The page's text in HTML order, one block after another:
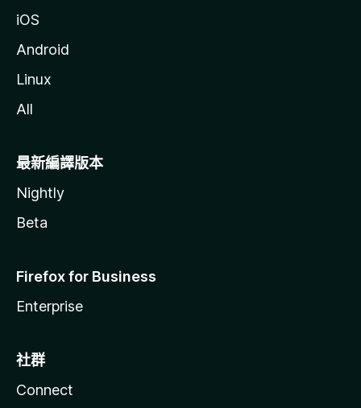
iOS
Android
Linux
All
最新編譯版本
Nightly
Beta
Firefox for Business
Enterprise
社群
Connect